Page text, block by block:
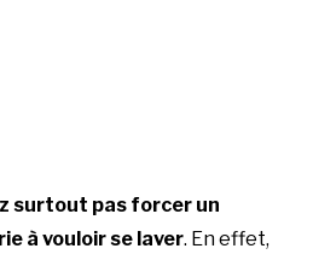
surtout pas forcer un
à vouloir se laver. En effet,